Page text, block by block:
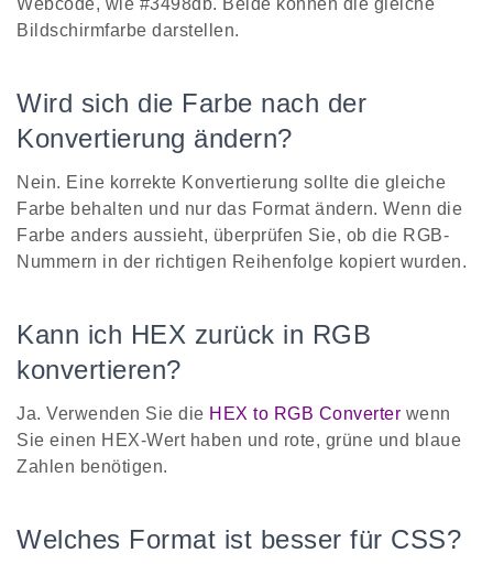
Webcode, wie #3498db. Beide können die gleiche
Bildschirmfarbe darstellen.
Wird sich die Farbe nach der
Konvertierung ändern?
Nein. Eine korrekte Konvertierung sollte die gleiche
Farbe behalten und nur das Format ändern. Wenn die
Farbe anders aussieht, überprüfen Sie, ob die RGB-
Nummern in der richtigen Reihenfolge kopiert wurden.
Kann ich HEX zurück in RGB
konvertieren?
Ja. Verwenden Sie die HEX to RGB Converter wenn
Sie einen HEX-Wert haben und rote, grüne und blaue
Zahlen benötigen.
Welches Format ist besser für CSS?